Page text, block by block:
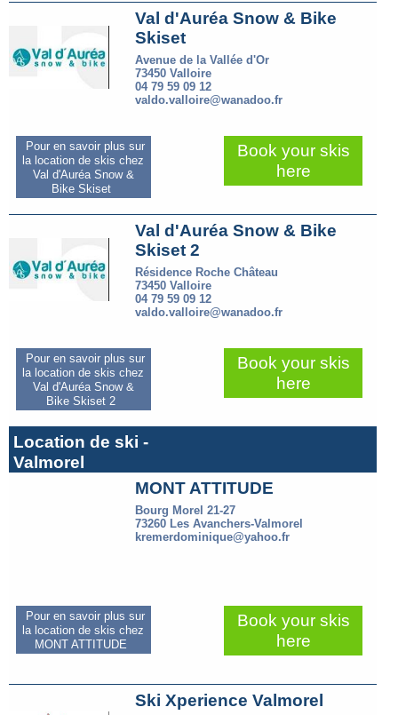
Val d'Auréa Snow & Bike
Skiset
Avenue de la Vallée d'Or
73450 Valloire
04 79 59 09 12
valdo.valloire@wanadoo.fr
Pour en savoir plus sur
la location de skis chez
Val d'Auréa Snow &
Bike Skiset
Book your skis
here
Val d'Auréa Snow & Bike
Skiset 2
Résidence Roche Château
73450 Valloire
04 79 59 09 12
valdo.valloire@wanadoo.fr
Pour en savoir plus sur
la location de skis chez
Val d'Auréa Snow &
Bike Skiset 2
Book your skis
here
Location de ski -
Valmorel
MONT ATTITUDE
Bourg Morel 21-27
73260 Les Avanchers-Valmorel
kremerdominique@yahoo.fr
Pour en savoir plus sur
la location de skis chez
MONT ATTITUDE
Book your skis
here
Ski Xperience Valmorel